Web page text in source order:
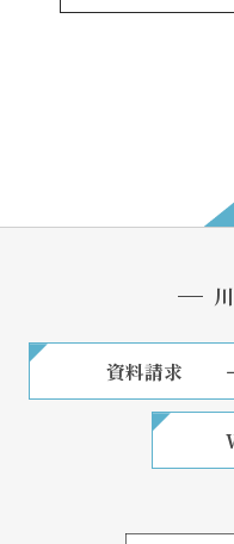
資料請求